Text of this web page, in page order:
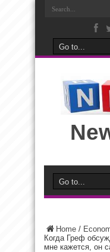
Home /
Когда Греф
мне кажется, он